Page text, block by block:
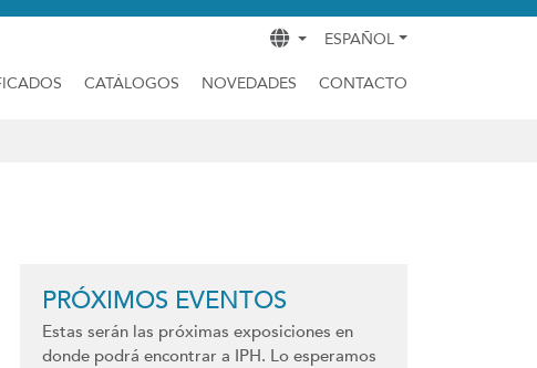
ESPAÑOL
CATÁLOGOS NOVEDADES CONTACTO
PRÓXIMOS EVENTOS
Estas serán las próximas exposiciones en
donde podrá encontrar a IPH. Lo esperamos